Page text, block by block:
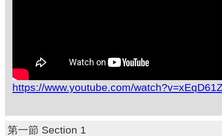
https://www.youtube.com/
第一節 Section 1